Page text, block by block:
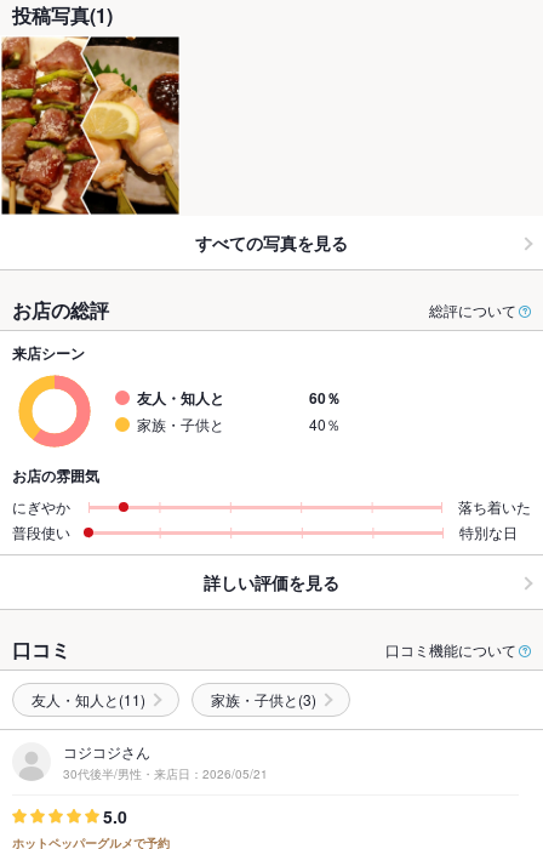
投稿写真(1)
すべての写真を見る
お店の総評 総評について
来店シーン
友人・知人と 60％
家族・子供と 40％
お店の雰囲気
にぎやか
落ち着いた
普段使い
特別な日
詳しい評価を見る
口コミ 口コミ機能について
友人・知人と(11) 家族・子供と(3)
コジコジさん
30代後半/男性・来店日：2026/05/21
5.0
ホットペッパーグルメで予約